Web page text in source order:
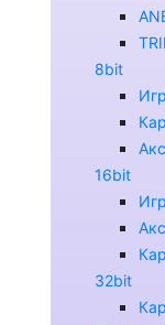
8bit
16bit
32bit